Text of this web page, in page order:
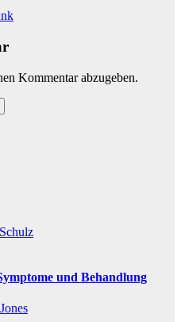
Kommentar abzugeben.
und Behandlung